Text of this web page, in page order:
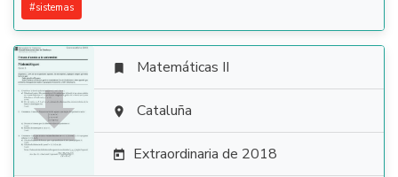
#sistemas

 Matemáticas II
 Cataluña
 Extraordinaria de 2018